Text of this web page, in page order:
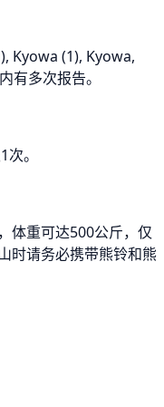
Kyowa (1), Kyowa,
有多次报告。
。
体重可达500公斤，仅
时请务必携带熊铃和熊